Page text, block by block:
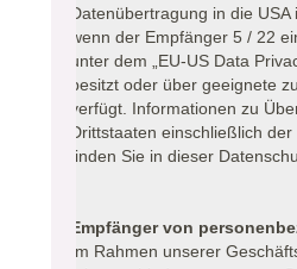
Datenübertragung in die
wenn der Empfänger 5 / 22
unter dem „EU-US Data
besitzt oder über geeignete
verfügt. Informationen zu
Drittstaaten einschließlich
finden Sie in dieser
Empfänger von
Im Rahmen unserer